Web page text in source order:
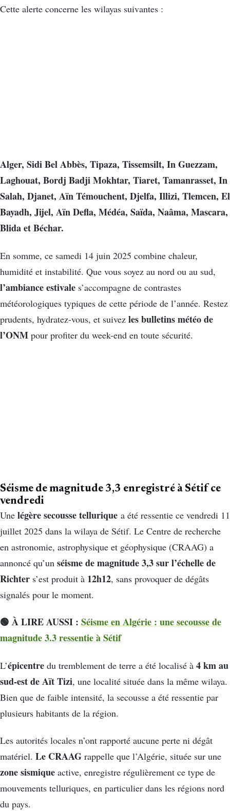
Cette alerte concerne les wilayas suivantes :
Alger, Sidi Bel Abbès, Tipaza, Tissemsilt, In Guezzam,
Laghouat, Bordj Badji Mokhtar, Tiaret, Tamanrasset, In
Salah, Djanet, Aïn Témouchent, Djelfa, Illizi, Tlemcen, El
Bayadh, Jijel, Aïn Defla, Médéa, Saïda, Naâma, Mascara,
Blida et Béchar.
En somme, ce samedi 14 juin 2025 combine chaleur,
humidité et instabilité. Que vous soyez au nord ou au sud,
l’ambiance estivale s’accompagne de contrastes
météorologiques typiques de cette période de l’année. Restez
prudents, hydratez-vous, et suivez les bulletins météo de
l’ONM pour profiter du week-end en toute sécurité.
Séisme de magnitude 3,3 enregistré à Sétif ce
vendredi
Une légère secousse tellurique a été ressentie ce vendredi 11
juillet 2025 dans la wilaya de Sétif. Le Centre de recherche
en astronomie, astrophysique et géophysique (CRAAG) a
annoncé qu’un séisme de magnitude 3,3 sur l’échelle de
Richter s’est produit à 12h12, sans provoquer de dégâts
signalés pour le moment.
🟢 À LIRE AUSSI : Séisme en Algérie : une secousse de
magnitude 3.3 ressentie à Sétif
L’épicentre du tremblement de terre a été localisé à 4 km au
sud-est de Aït Tizi, une localité située dans la même wilaya.
Bien que de faible intensité, la secousse a été ressentie par
plusieurs habitants de la région.
Les autorités locales n’ont rapporté aucune perte ni dégât
matériel. Le CRAAG rappelle que l’Algérie, située sur une
zone sismique active, enregistre régulièrement ce type de
mouvements telluriques, en particulier dans les régions nord
du pays.